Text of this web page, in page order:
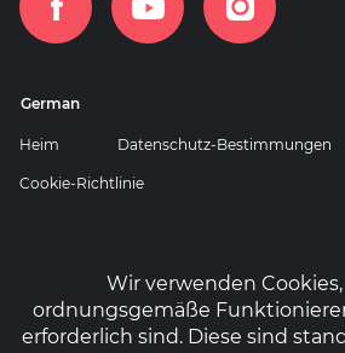
Heim Datenschutz-Bestimmungen
Cookie-Richtlinie
© Copyright 2026 Cipher. Alle Rechte
Website vonEngage Interactive
Wir verwenden
ordnungsgemäße
erforderlich sind. Diese sind